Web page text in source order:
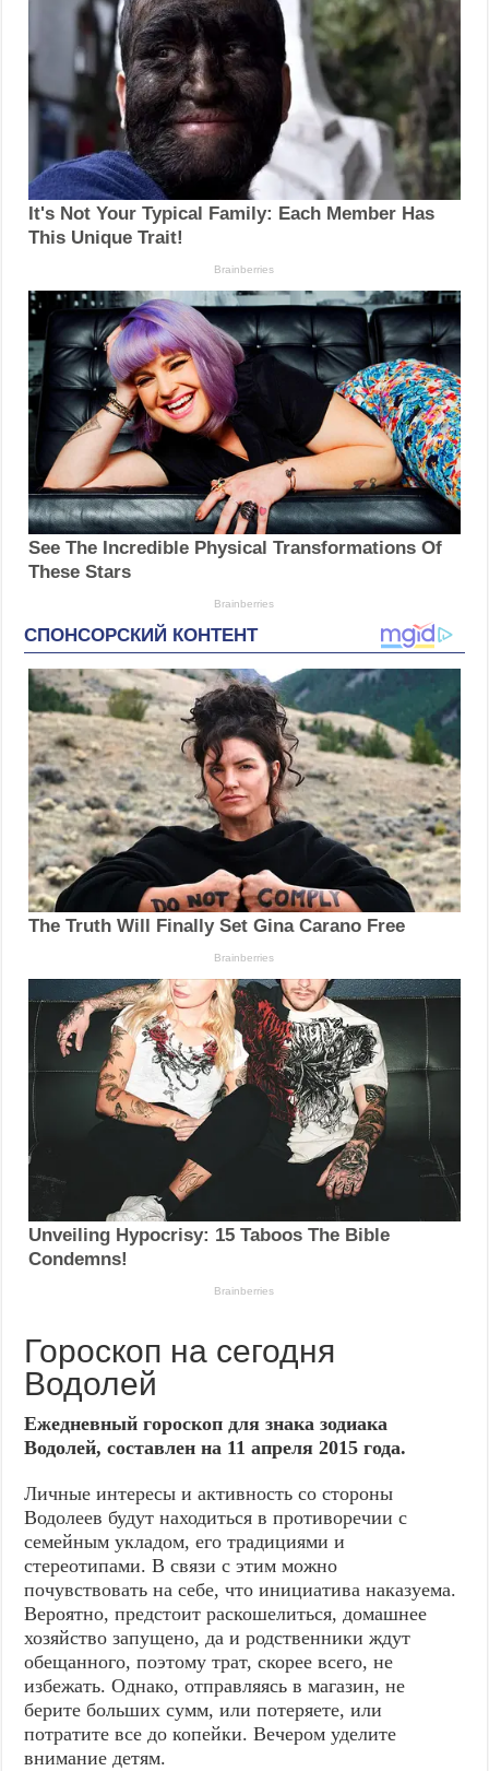
Гороскоп на сегодня
Водолей
Ежедневный гороскоп для знака зодиака
Водолей, составлен на 11 апреля 2015 года.
Личные интересы и активность со стороны
Водолеев будут находиться в противоречии с
семейным укладом, его традициями и
стереотипами. В связи с этим можно
почувствовать на себе, что инициатива наказуема.
Вероятно, предстоит раскошелиться, домашнее
хозяйство запущено, да и родственники ждут
обещанного, поэтому трат, скорее всего, не
избежать. Однако, отправляясь в магазин, не
берите больших сумм, или потеряете, или
потратите все до копейки. Вечером уделите
внимание детям.